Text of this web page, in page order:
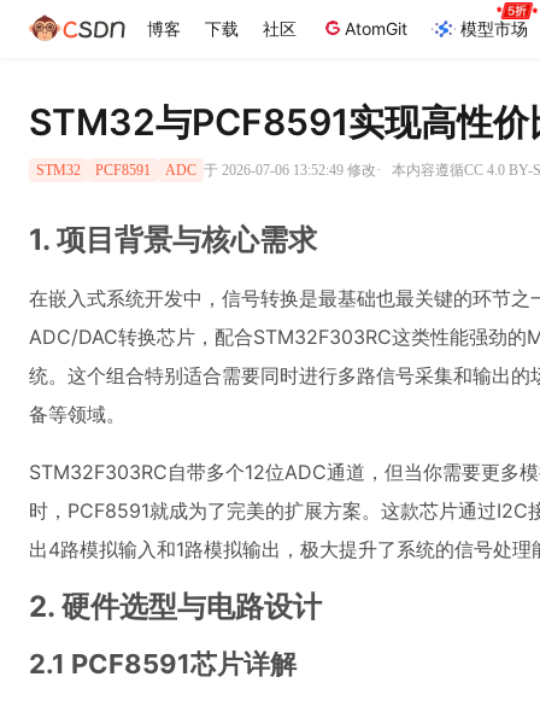
博客 下载 社区 AtomGit 模型市场
STM32与PCF8591实现高性价
STM32 PCF8591 ADC 于 2026-07-06 13:52:49 修改· 本内容遵循CC 4.0 BY-
1. 项目背景与核心需求
在嵌入式系统开发中，信号转换是最基础也最关键的环节
ADC/DAC转换芯片，配合STM32F303RC这类性能强劲的
统。这个组合特别适合需要同时进行多路信号采集和输出
备等领域。
STM32F303RC自带多个12位ADC通道，但当你需要更多
时，PCF8591就成为了完美的扩展方案。这款芯片通过
出4路模拟输入和1路模拟输出，极大提升了系统的信号处理
2. 硬件选型与电路设计
2.1 PCF8591芯片详解